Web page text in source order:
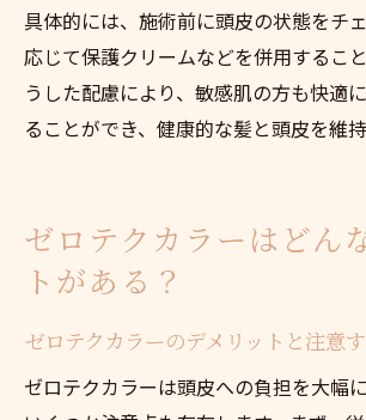
具体的には、施術前に頭皮の状態をチ
応じて保護クリームなどを併用するこ
うした配慮により、敏感肌の方も快適
ることができ、健康的な髪と頭皮を維持
ゼロテクカラーはどん
トがある？
ゼロテクカラーのデメリットと注意
ゼロテクカラーは頭皮への負担を大幅